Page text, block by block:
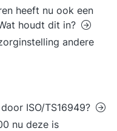
heeft nu ook een
houdt dit in?
andere
ISO/TS16949?
nu deze is